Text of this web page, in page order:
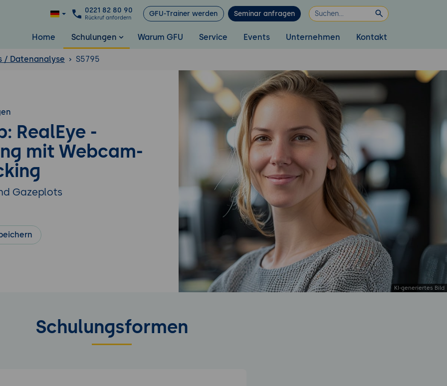
0221 82 80 90
Rückruf anfordern GFU-Trainer werden Seminar anfragen
Home Schulungen Warum GFU Service Events Unternehmen Kontakt
/ Datenanalyse S5795
RealEye -
mit Webcam-
Gazeplots
Schulungsformen